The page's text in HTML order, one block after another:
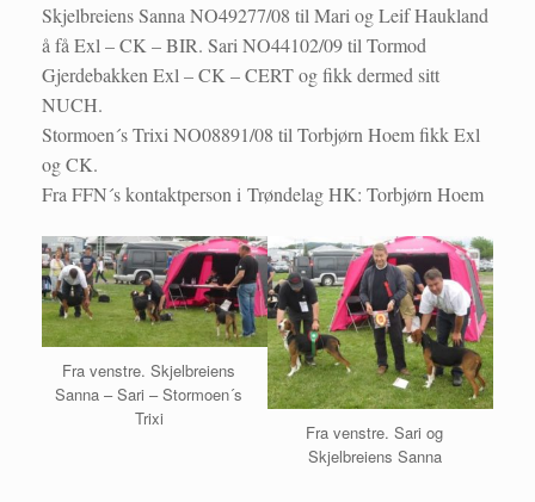
Skjelbreiens Sanna NO49277/08 til Mari og Leif Haukland
å få Exl – CK – BIR. Sari NO44102/09 til Tormod
Gjerdebakken Exl – CK – CERT og fikk dermed sitt
NUCH.
Stormoen´s Trixi NO08891/08 til Torbjørn Hoem fikk Exl
og CK.
Fra FFN´s kontaktperson i Trøndelag HK: Torbjørn Hoem
Fra venstre. Skjelbreiens
Sanna – Sari – Stormoen´s
Trixi
Fra venstre. Sari og
Skjelbreiens Sanna